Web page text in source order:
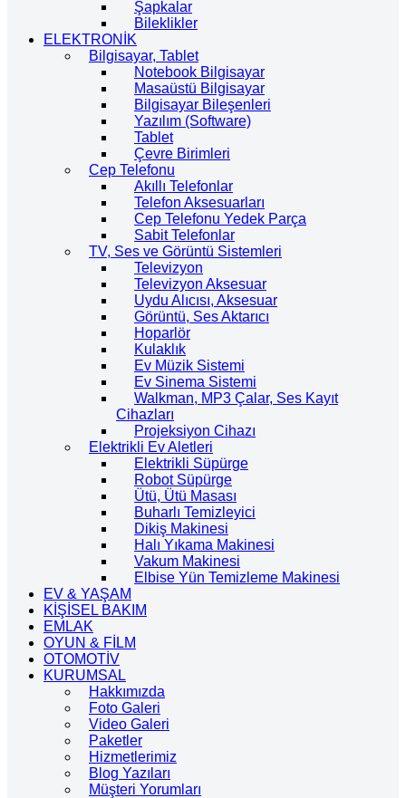
Şapkalar
Bileklikler
ELEKTRONİK
Bilgisayar, Tablet
Notebook Bilgisayar
Masaüstü Bilgisayar
Bilgisayar Bileşenleri
Yazılım (Software)
Tablet
Çevre Birimleri
Cep Telefonu
Akıllı Telefonlar
Telefon Aksesuarları
Cep Telefonu Yedek Parça
Sabit Telefonlar
TV, Ses ve Görüntü Sistemleri
Televizyon
Televizyon Aksesuar
Uydu Alıcısı, Aksesuar
Görüntü, Ses Aktarıcı
Hoparlör
Kulaklık
Ev Müzik Sistemi
Ev Sinema Sistemi
Walkman, MP3 Çalar, Ses Kayıt
Cihazları
Projeksiyon Cihazı
Elektrikli Ev Aletleri
Elektrikli Süpürge
Robot Süpürge
Ütü, Ütü Masası
Buharlı Temizleyici
Dikiş Makinesi
Halı Yıkama Makinesi
Vakum Makinesi
Elbise Yün Temizleme Makinesi
EV & YAŞAM
KİŞİSEL BAKIM
EMLAK
OYUN & FİLM
OTOMOTİV
KURUMSAL
Hakkımızda
Foto Galeri
Video Galeri
Paketler
Hizmetlerimiz
Blog Yazıları
Müşteri Yorumları